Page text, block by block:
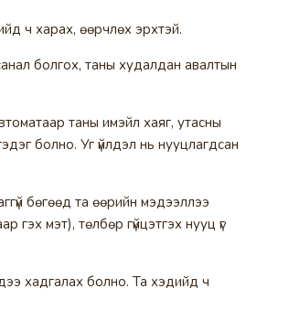
ч харах, өөрчлөх эрхтэй.
болгох, таны худалдан авалтын
таны имэйл хаяг, утасны
болно. Уг үйлдэл нь нууцлагдсан
бөгөөд та өөрийн мэдээллээ
мэт), төлбөр гүйцэтгэх нууц үг
хадгалах болно. Та хэдийд ч